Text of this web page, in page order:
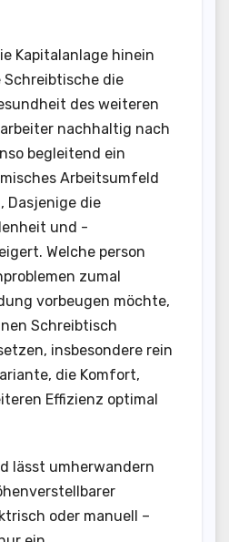
Kapitalanlage hinein
Schreibtische die
des weiteren
nachhaltig nach
begleitend ein
Arbeitsumfeld
Dasjenige die
und -
Welche person
zumal
vorbeugen möchte,
Schreibtisch
insbesondere rein
die Komfort,
Effizienz optimal
lässt umherwandern
oder manuell –